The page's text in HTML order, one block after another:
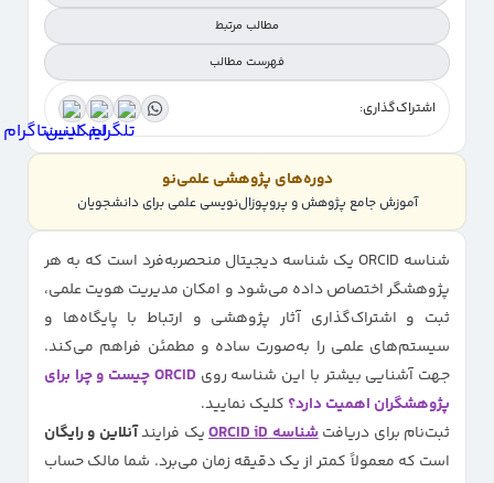
مطالب مرتبط
فهرست مطالب
فیلدهای ثبت‌نام شناسه ORCID
شروع کار با حساب ORCID
اشتراک‌گذاری:
دوره‌های پژوهشی علمی‌نو
آموزش جامع پژوهش و پروپوزال‌نویسی علمی برای دانشجویان
شناسه ORCID یک شناسه دیجیتال منحصربه‌فرد است که به هر
پژوهشگر اختصاص داده می‌شود و امکان مدیریت هویت علمی،
ثبت و اشتراک‌گذاری آثار پژوهشی و ارتباط با پایگاه‌ها و
سیستم‌های علمی را به‌صورت ساده و مطمئن فراهم می‌کند.
جهت آشنایی بیشتر با این شناسه روی
ORCID چیست و چرا برای
پژوهشگران اهمیت دارد؟ کلیک نمایید.
ثبت‌نام برای دریافتشناسه ORCID iD یک فرایندآنلاین و رایگان
است که معمولاً کمتر از یک دقیقه زمان می‌برد. شما مالک حساب